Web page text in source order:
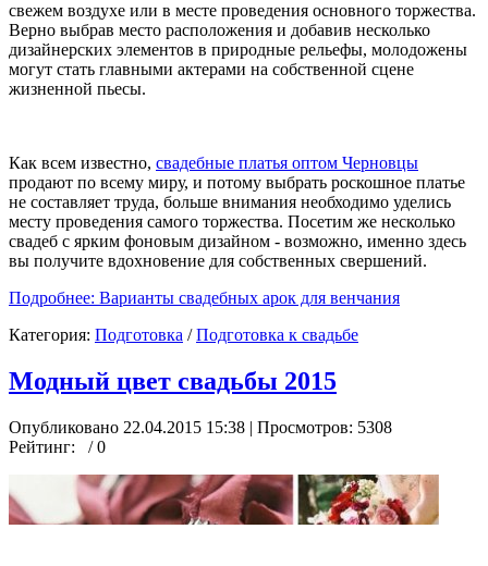
свежем воздухе или в месте проведения основного торжества.
Верно выбрав место расположения и добавив несколько
дизайнерских элементов в природные рельефы, молодожены
могут стать главными актерами на собственной сцене
жизненной пьесы.
Как всем известно, свадебные платья оптом Черновцы
продают по всему миру, и потому выбрать роскошное платье
не составляет труда, больше внимания необходимо уделись
месту проведения самого торжества. Посетим же несколько
свадеб с ярким фоновым дизайном - возможно, именно здесь
вы получите вдохновение для собственных свершений.
Подробнее: Варианты свадебных арок для венчания
Категория: Подготовка /Подготовка к свадьбе
Модный цвет свадьбы 2015
Опубликовано 22.04.2015 15:38 | Просмотров: 5308
Рейтинг:
/ 0